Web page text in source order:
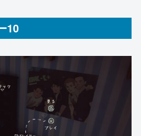
10